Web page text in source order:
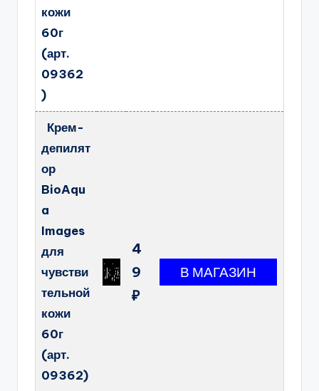
кожи
60г
(арт.
09362
)
Крем-
депилят
ор
BioAqu
a
Images
для
чувстви
тельной
кожи
60г
(арт.
09362)
4
9
₽